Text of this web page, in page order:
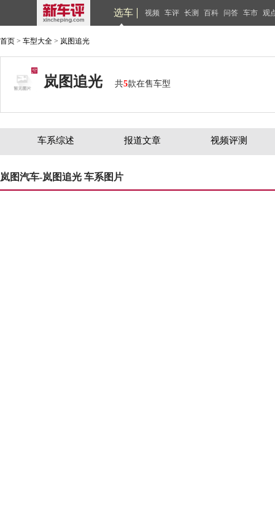
选车 视频 车评 长测 百科 问答 车市 观
首页 > 车型大全 > 岚图追光
岚图追光 共5款在售车型
车系综述 报道文章 视频评测
岚图汽车-岚图追光 车系图片